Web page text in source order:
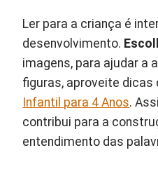
Ler para a criança é
desenvolvimento.
imagens, para ajudar a
figuras, aproveite dicas
Infantil para 4 Anos.
contribui para a
entendimento das